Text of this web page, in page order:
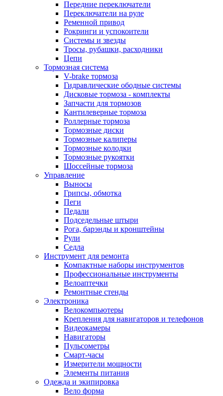
Передние переключатели
Переключатели на руле
Ременной привод
Рокринги и успокоители
Системы и звезды
Тросы, рубашки, расходники
Цепи
Тормозная система
V-brake тормоза
Гидравлические ободные системы
Дисковые тормоза - комплекты
Запчасти для тормозов
Кантилеверные тормоза
Роллерные тормоза
Тормозные диски
Тормозные калиперы
Тормозные колодки
Тормозные рукоятки
Шоссейные тормоза
Управление
Выносы
Грипсы, обмотка
Пеги
Педали
Подседельные штыри
Рога, барэнды и кронштейны
Рули
Седла
Инструмент для ремонта
Компактные наборы инструментов
Профессиональные инструменты
Велоаптечки
Ремонтные стенды
Электроника
Велокомпьютеры
Крепления для навигаторов и телефонов
Видеокамеры
Навигаторы
Пульсометры
Смарт-часы
Измерители мощности
Элементы питания
Одежда и экипировка
Вело форма